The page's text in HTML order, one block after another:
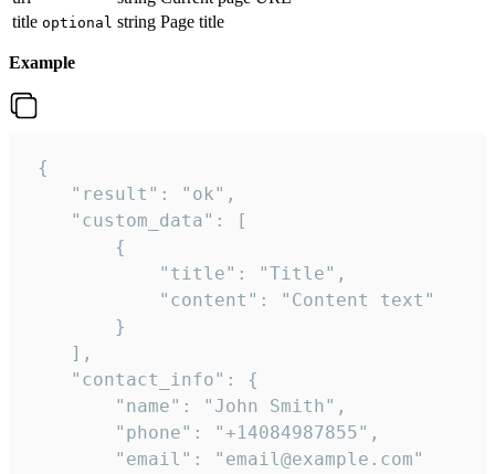
title optional string Page title
Example
{
    "result": "ok",
    "custom_data": [
        {
            "title": "Title",
            "content": "Content text"
        }
    ],
    "contact_info": {
        "name": "John Smith",
        "phone": "+14084987855",
        "email": "email@example.com"